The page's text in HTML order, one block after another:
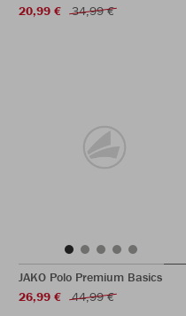
20,99 €
34,99 €
JAKO Polo Premium Basics
26,99 €
44,99 €